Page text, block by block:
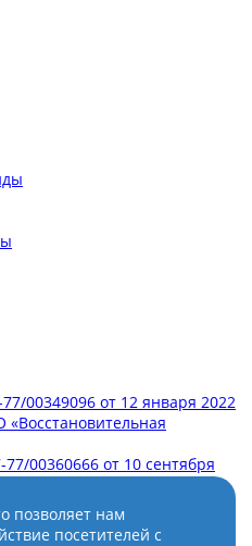
00349096 от 12 января 2022
«Восстановительная
00360666 от 10 сентября
зищищены. f
позволяет нам
посетителей с